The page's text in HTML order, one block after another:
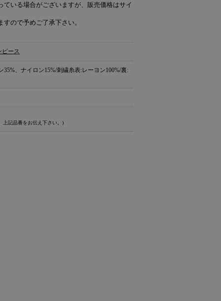
いる場合がございますが、販売価格はサイ
ので予めご了承下さい。
ピース
35%、ナイロン15%/刺繍糸表:レーヨン100%/裏:
上記品番をお伝え下さい。)